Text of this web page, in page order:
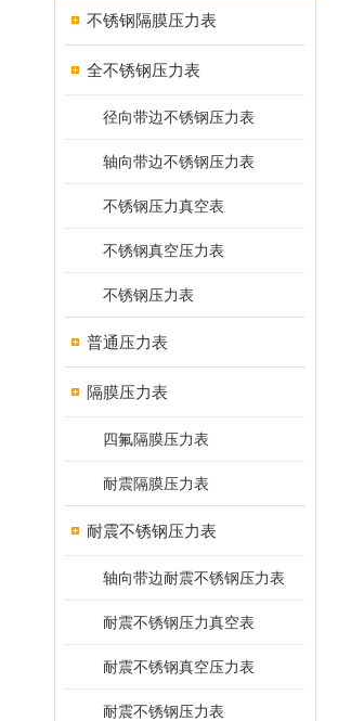
不锈钢隔膜压力表
全不锈钢压力表
径向带边不锈钢压力表
轴向带边不锈钢压力表
不锈钢压力真空表
不锈钢真空压力表
不锈钢压力表
普通压力表
隔膜压力表
四氟隔膜压力表
耐震隔膜压力表
耐震不锈钢压力表
轴向带边耐震不锈钢压力表
耐震不锈钢压力真空表
耐震不锈钢真空压力表
耐震不锈钢压力表